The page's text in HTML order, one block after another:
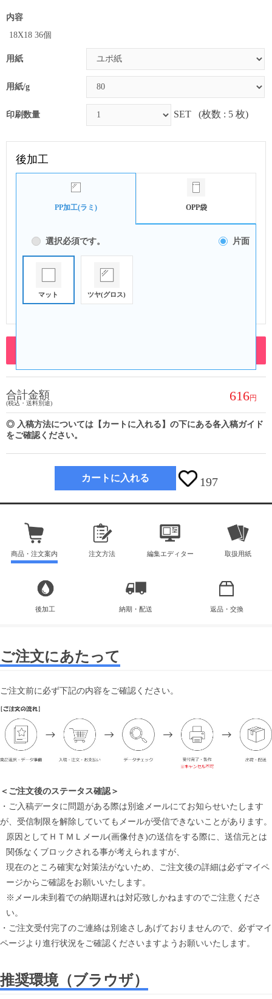
内容
18X18 36個
用紙
用紙/g
印刷数量 SET (枚数 : 5 枚)
後加工
PP加工(ラミ) OPP袋
選択必須です。 片面
マット ツヤ(グロス)
マット 裁断
合計金額
(税込・送料別途) 616
◎ 入稿方法については【カートに入れる】の下にある各入稿ガイド
をご確認ください。
カートに入れる 197
商品・注文案内 注文方法 編集エディター 取扱用紙
後加工 納期・配送 返品・交換
ご注文にあたって
ご注文前に必ず下記の内容をご確認ください。
＜ご注文後のステータス確認＞
・ご入稿データに問題がある際は別途メールにてお知らせいたします
が、受信制限を解除していてもメールが受信できないことがあります。
原因としてＨＴＭＬメール(画像付き)の送信をする際に、送信元とは
関係なくブロックされる事が考えられますが、
現在のところ確実な対策法がないため、ご注文後の詳細は必ずマイペ
ージからご確認をお願いいたします。
※メール未到着での納期遅れは対応致しかねますのでご注意くださ
い。
・ご注文受付完了のご連絡は別途さしあげておりませんので、必ずマイ
ページより進行状況をご確認くださいますようお願いいたします。
推奨環境（ブラウザ）